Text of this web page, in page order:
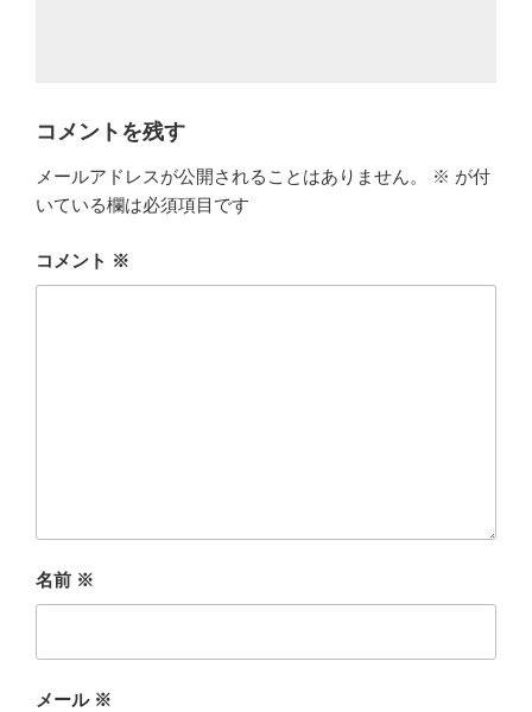
コメントを残す
メールアドレスが公開されることはありません。 ※ が付
いている欄は必須項目です
コメント ※
名前 ※
メール ※